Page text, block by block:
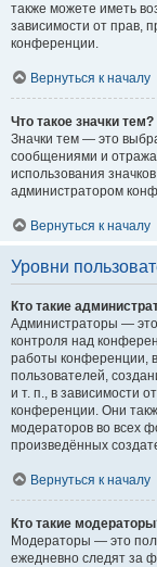
также можете иметь
зависимости от прав,
конференции.
Вернуться к началу
Что такое значки тем?
Значки тем — это
сообщениями и
использования
администратором
Вернуться к началу
Уровни
Кто такие
Администраторы —
контроля над
работы конференции,
пользователей,
и т. п., в зависимости
конференции. Они
модераторов во всех
произведённых
Вернуться к началу
Кто такие
Модераторы — это
ежедневно следят за